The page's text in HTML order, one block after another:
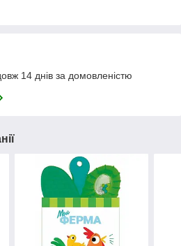
14 днів за домовленістю